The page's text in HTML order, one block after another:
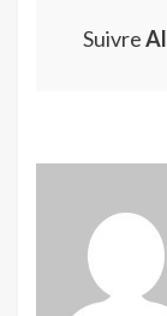
Suivre